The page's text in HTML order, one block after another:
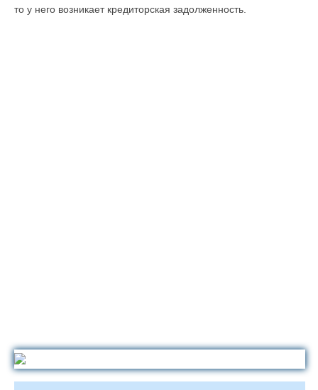
то у него возникает кредиторская задолженность.